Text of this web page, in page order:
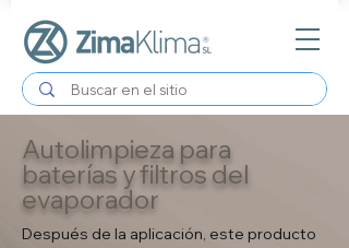
Autolimpieza para
baterías y filtros del
evaporador
Después de la aplicación, este producto